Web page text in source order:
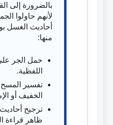
بالضرورة إلى
لأنهم حاولوا
أحاديث الغسل
منها:
حمل الجر
اللفظية.
تفسير
الخفيف أو
ترجيح
ظاهر قراءة